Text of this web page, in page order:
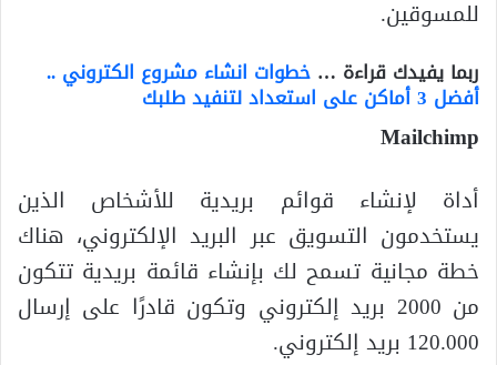
للمسوقين.
ربما يفيدك قراءة … خطوات انشاء مشروع الكتروني ..
أفضل 3 أماكن على استعداد لتنفيد طلبك
Mailchimp
أداة لإنشاء قوائم بريدية للأشخاص الذين
يستخدمون التسويق عبر البريد الإلكتروني، هناك
خطة مجانية تسمح لك بإنشاء قائمة بريدية تتكون
من 2000 بريد إلكتروني وتكون قادرًا على إرسال
120.000 بريد إلكتروني.